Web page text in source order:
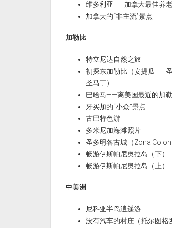
维多利亚——加拿大最佳养
加拿大的“非主流”景点
加勒比
特立尼达自然之旅
初探东加勒比（安提瓜——
圣马丁）
巴哈马——离美国最近的加
牙买加的“小众”景点
古巴特色游
多米尼加海滩照片
圣多明各古城（Zona
畅游伊斯帕尼奥拉岛（下）
畅游伊斯帕尼奥拉岛（上）
中美洲
尼科亚半岛逍遥游
没有汽车的村庄（托尔图格